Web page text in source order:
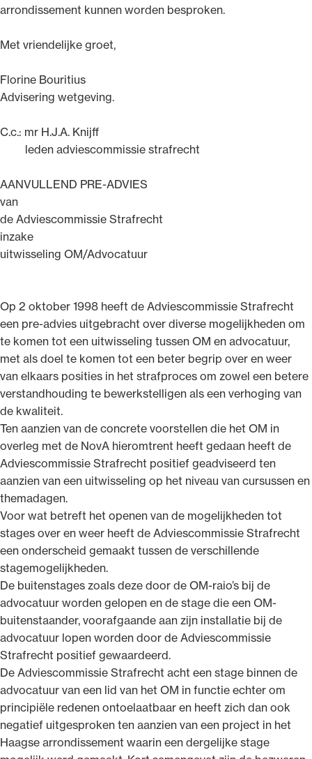
arrondissement kunnen worden besproken.
Met vriendelijke groet,
Florine Bouritius
Advisering wetgeving.
C.c.: mr H.J.A. Knijff
leden adviescommissie strafrecht
AANVULLEND PRE-ADVIES
van
de Adviescommissie Strafrecht
inzake
uitwisseling OM/Advocatuur
Op 2 oktober 1998 heeft de Adviescommissie Strafrecht
een pre-advies uitgebracht over diverse mogelijkheden om
te komen tot een uitwisseling tussen OM en advocatuur,
met als doel te komen tot een beter begrip over en weer
van elkaars posities in het strafproces om zowel een betere
verstandhouding te bewerkstelligen als een verhoging van
de kwaliteit.
Ten aanzien van de concrete voorstellen die het OM in
overleg met de NovA hieromtrent heeft gedaan heeft de
Adviescommissie Strafrecht positief geadviseerd ten
aanzien van een uitwisseling op het niveau van cursussen en
themadagen.
Voor wat betreft het openen van de mogelijkheden tot
stages over en weer heeft de Adviescommissie Strafrecht
een onderscheid gemaakt tussen de verschillende
stagemogelijkheden.
De buitenstages zoals deze door de OM-raio’s bij de
advocatuur worden gelopen en de stage die een OM-
buitenstaander, voorafgaande aan zijn installatie bij de
advocatuur lopen worden door de Adviescommissie
Strafrecht positief gewaardeerd.
De Adviescommissie Strafrecht acht een stage binnen de
advocatuur van een lid van het OM in functie echter om
principiële redenen ontoelaatbaar en heeft zich dan ook
negatief uitgesproken ten aanzien van een project in het
Haagse arrondissement waarin een dergelijke stage